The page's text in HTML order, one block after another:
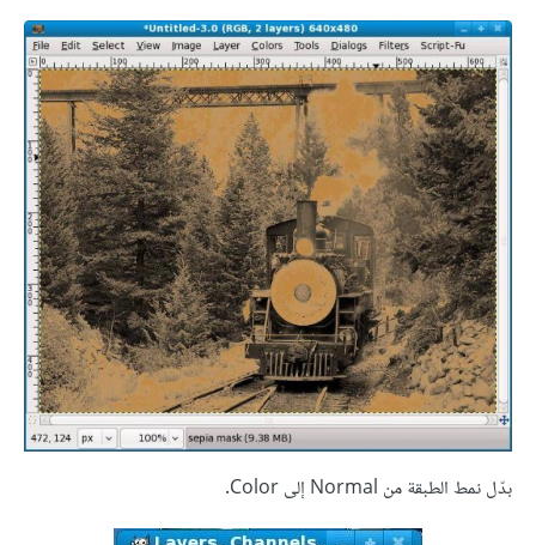
بدّل نمط الطبقة من Normal إلى Color.